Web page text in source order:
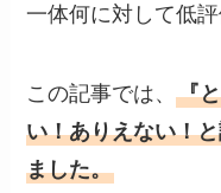
一体何に対して低
この記事では、『
い！ありえない！
ました。